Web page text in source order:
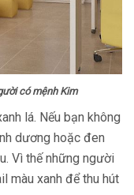
có mệnh Kim
lá. Nếu bạn không
dương hoặc đen
Vì thế những người
màu xanh để thu hút